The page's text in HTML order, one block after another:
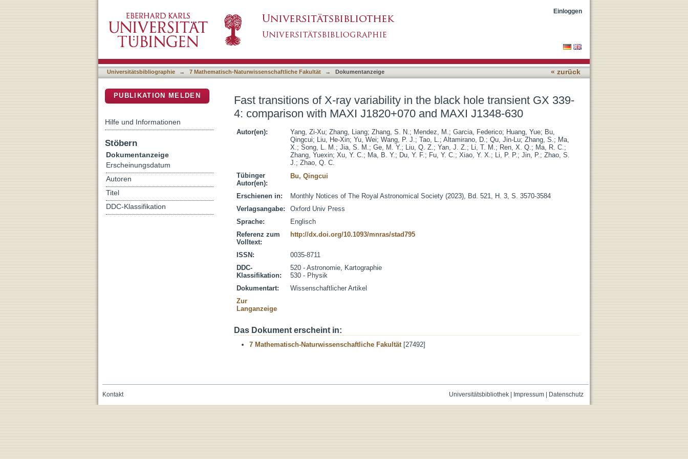
Fast transitions of X-ray variability in the black hole transient GX 339-4: comparison with MAXI
J1820+070 and MAXI J1348-630
Einloggen
Universitätsbibliographie → 7 Mathematisch-Naturwissenschaftliche Fakultät → Dokumentanzeige « zurück
Fast transitions of X-ray variability in the black hole transient GX 339-
4: comparison with MAXI J1820+070 and MAXI J1348-630
Autor(en): Yang, Zi-Xu; Zhang, Liang; Zhang, S. N.; Mendez, M.; Garcia, Federico; Huang, Yue; Bu,
Qingcui; Liu, He-Xin; Yu, Wei; Wang, P. J.; Tao, L.; Altamirano, D.; Qu, Jin-Lu; Zhang, S.; Ma,
X.; Song, L. M.; Jia, S. M.; Ge, M. Y.; Liu, Q. Z.; Yan, J. Z.; Li, T. M.; Ren, X. Q.; Ma, R. C.;
Zhang, Yuexin; Xu, Y. C.; Ma, B. Y.; Du, Y. F.; Fu, Y. C.; Xiao, Y. X.; Li, P. P.; Jin, P.; Zhao, S.
J.; Zhao, Q. C.
Tübinger
Autor(en):
Bu, Qingcui
Erschienen in:
Monthly Notices of The Royal Astronomical Society (2023), Bd. 521, H. 3, S. 3570-3584
Verlagsangabe:
Oxford Univ Press
Sprache:
Englisch
Referenz zum
Volltext:
http://dx.doi.org/10.1093/mnras/stad795
ISSN:
0035-8711
DDC-
Klassifikation:
520 - Astronomie, Kartographie
530 - Physik
Dokumentart:
Wissenschaftlicher Artikel
Zur
Langanzeige
Das Dokument erscheint in:
7 Mathematisch-Naturwissenschaftliche Fakultät[27492]
PUBLIKATION MELDEN
Hilfe und Informationen
Stöbern
Dokumentanzeige
Erscheinungsdatum
Autoren
Titel
DDC-Klassifikation
Universitätsbibliothek| Impressum| Datenschutz
Kontakt